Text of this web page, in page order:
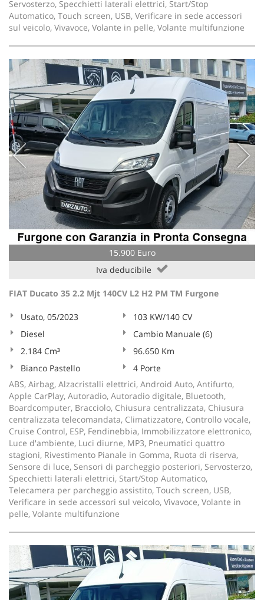
Servosterzo, Specchietti laterali elettrici, Start/Stop
Automatico, Touch screen, USB, Verificare in sede accessori
sul veicolo, Vivavoce, Volante in pelle, Volante multifunzione
15.900 Euro
Iva deducibile
FIAT Ducato 35 2.2 Mjt 140CV L2 H2 PM TM Furgone
Usato, 05/2023
103 KW/140 CV
Diesel
Cambio Manuale (6)
2.184 Cm³
96.650 Km
Bianco Pastello
4 Porte
ABS, Airbag, Alzacristalli elettrici, Android Auto, Antifurto,
Apple CarPlay, Autoradio, Autoradio digitale, Bluetooth,
Boardcomputer, Bracciolo, Chiusura centralizzata, Chiusura
centralizzata telecomandata, Climatizzatore, Controllo vocale,
Cruise Control, ESP, Fendinebbia, Immobilizzatore elettronico,
Luce d'ambiente, Luci diurne, MP3, Pneumatici quattro
stagioni, Rivestimento Pianale in Gomma, Ruota di riserva,
Sensore di luce, Sensori di parcheggio posteriori, Servosterzo,
Specchietti laterali elettrici, Start/Stop Automatico,
Telecamera per parcheggio assistito, Touch screen, USB,
Verificare in sede accessori sul veicolo, Vivavoce, Volante in
pelle, Volante multifunzione